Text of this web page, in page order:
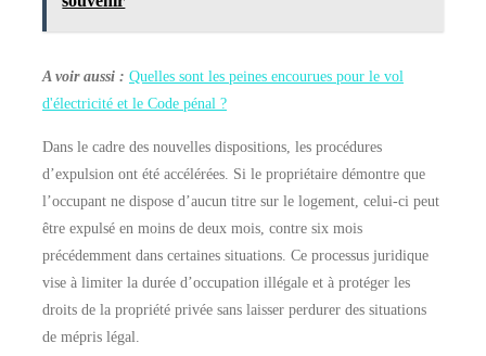
A voir aussi : Quelles sont les peines encourues pour le vol
d'électricité et le Code pénal ?
Dans le cadre des nouvelles dispositions, les procédures
d’expulsion ont été accélérées. Si le propriétaire démontre que
l’occupant ne dispose d’aucun titre sur le logement, celui-ci peut
être expulsé en moins de deux mois, contre six mois
précédemment dans certaines situations. Ce processus juridique
vise à limiter la durée d’occupation illégale et à protéger les
droits de la propriété privée sans laisser perdurer des situations
de mépris légal.